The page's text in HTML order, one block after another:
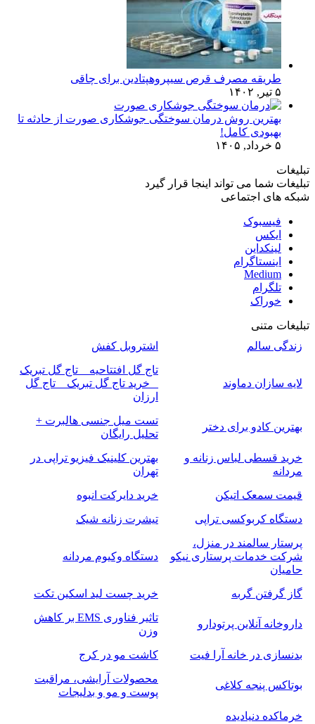
طریقه مصرف قرص سیپروهپتادین برای چاقی
۵ تیر, ۱۴۰۲
بهترین روش درمان سوختگی جوشکاری صورت از حادثه تا
بهبودی کامل!
۵ خرداد, ۱۴۰۵
تبلیغات
تبلیغات شما می تواند اینجا قرار گیرد
شبکه های اجتماعی
فیسبوک
ایکس
لینکداین
اینستاگرام
Medium
تلگرام
خوراک
تبلیغات متنی
زندگی سالم
اشتروبل کفش
لایه سازان دماوند
تاج گل افتتاحیه _ تاج گل تبریک
_ خرید تاج گل تبریک _ تاج گل
ارزان
بهترین کادو برای دختر
تست میل جنسی هالبرت +
تحلیل رایگان
خرید قسطی لباس زنانه و
مردانه
بهترین کلینیک فیزیو تراپی در
تهران
قیمت سمعک اتیکن
خرید دایرکت انبوه
دستگاه کربوکسی تراپی
تیشرت زنانه شیک
پرستار سالمند در منزل،
شرکت خدمات پرستاری نیکو
حامیان
دستگاه وکیوم مردانه
گاز گرفتن گربه خرید چست لید اسکین تکت
داروخانه آنلاین پرتودارو
تاثیر فناوری EMS بر کاهش
وزن
بدنسازی در خانه آرا فیت
کاشت مو در کرج
بوتاکس پنجه کلاغی
محصولات آرایشی، مراقبت
پوست و مو و بدلیجات
خرماکده دنیادیده